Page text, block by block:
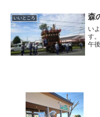
いいところ 森
い
す
午